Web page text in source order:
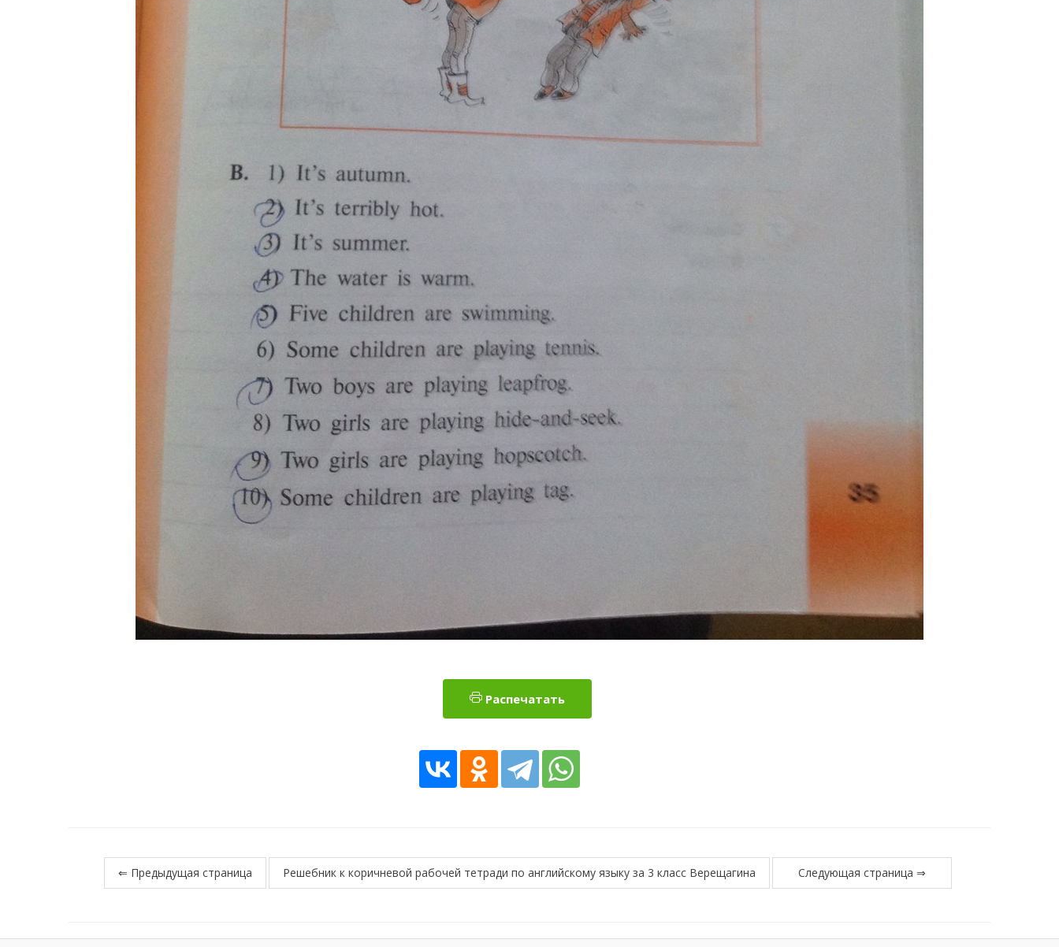
Распечатать
⇐ Предыдущая страница Решебник к коричневой рабочей тетради по английскому языку за 3 класс Верещагина Следующая страница ⇒